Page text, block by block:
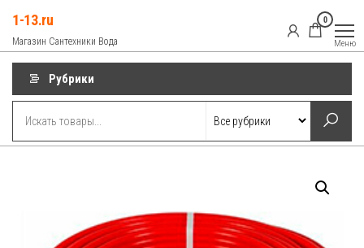
содержимому
1-13.ru
Магазин Сантехники Вода
0
Меню
Рубрики